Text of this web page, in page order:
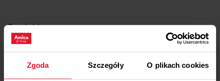
Zgoda Szczegóły O plikach cookies
Produkty
Promocje
Nowości
Kuchnie wolnostojące